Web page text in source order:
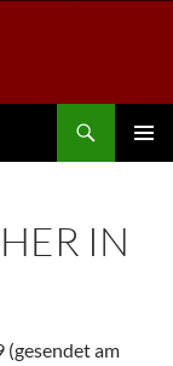
IN
(gesendet am